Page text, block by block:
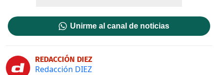
Unirme al canal de noticias
REDACCIÓN DIEZ
Redacción DIEZ